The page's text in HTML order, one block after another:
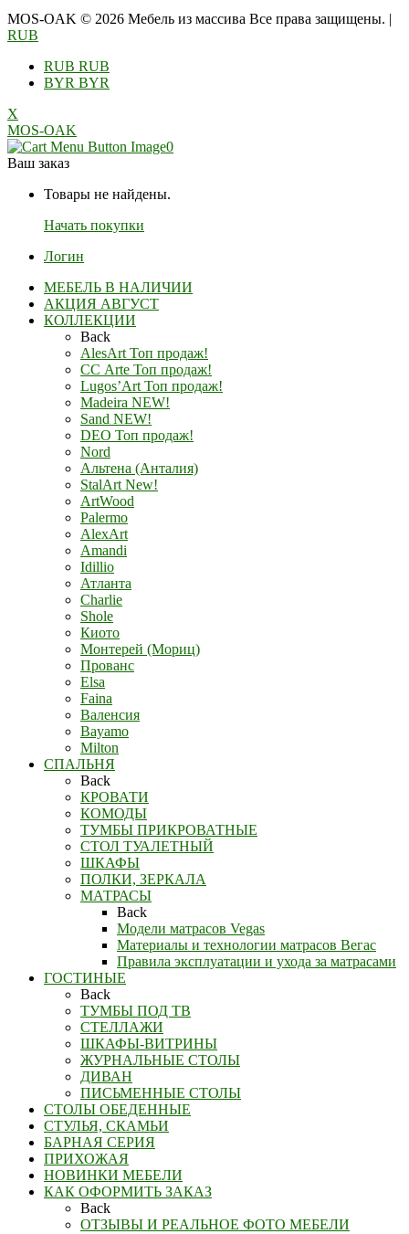
MOS-OAK © 2026 Мебель из массива Все права защищены. |
RUB
RUB RUB
BYR BYR
X
MOS-OAK
0
Ваш заказ
Товары не найдены.
Начать покупки
Логин
МЕБЕЛЬ В НАЛИЧИИ
АКЦИЯ АВГУСТ
КОЛЛЕКЦИИ
Back
AlesArt Топ продаж!
СС Arte Топ продаж!
Lugos’Art Топ продаж!
Madeira NEW!
Sand NEW!
DEO Топ продаж!
Nord
Альтена (Анталия)
StalArt New!
ArtWood
Palermo
AlexArt
Amandi
Idillio
Атланта
Charlie
Shole
Киото
Монтерей (Мориц)
Прованс
Elsa
Faina
Валенсия
Bayamo
Milton
СПАЛЬНЯ
Back
КРОВАТИ
КОМОДЫ
ТУМБЫ ПРИКРОВАТНЫЕ
СТОЛ ТУАЛЕТНЫЙ
ШКАФЫ
ПОЛКИ, ЗЕРКАЛА
МАТРАСЫ
Back
Модели матрасов Vegas
Материалы и технологии матрасов Вегас
Правила эксплуатации и ухода за матрасами
ГОСТИНЫЕ
Back
ТУМБЫ ПОД ТВ
СТЕЛЛАЖИ
ШКАФЫ-ВИТРИНЫ
ЖУРНАЛЬНЫЕ СТОЛЫ
ДИВАН
ПИСЬМЕННЫЕ СТОЛЫ
СТОЛЫ ОБЕДЕННЫЕ
СТУЛЬЯ, СКАМЬИ
БАРНАЯ СЕРИЯ
ПРИХОЖАЯ
НОВИНКИ МЕБЕЛИ
КАК ОФОРМИТЬ ЗАКАЗ
Back
ОТЗЫВЫ И РЕАЛЬНОЕ ФОТО МЕБЕЛИ